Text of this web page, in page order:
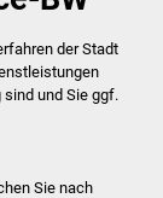
der Stadt
und Sie ggf.
Sie nach